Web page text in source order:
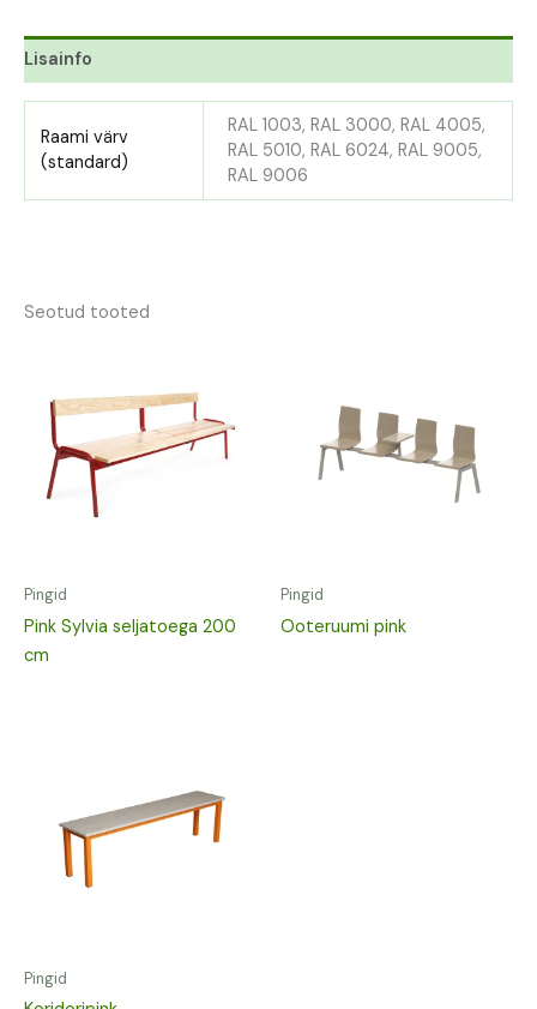
Lisainfo
Raami värv
(standard)
RAL 1003, RAL 3000, RAL 4005,
RAL 5010, RAL 6024, RAL 9005,
RAL 9006
Seotud tooted
Pingid
Pink Sylvia seljatoega 200
cm
Pingid
Ooteruumi pink
Pingid